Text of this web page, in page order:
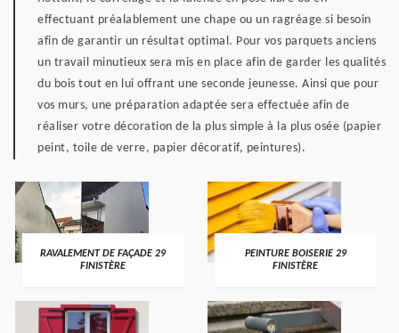
effectuant préalablement une chape ou un ragréage si besoin
afin de garantir un résultat optimal. Pour vos parquets anciens
un travail minutieux sera mis en place afin de garder les qualités
du bois tout en lui offrant une seconde jeunesse. Ainsi que pour
vos murs, une préparation adaptée sera effectuée afin de
réaliser votre décoration de la plus simple à la plus osée (papier
peint, toile de verre, papier décoratif, peintures).
RAVALEMENT DE FAÇADE 29
FINISTÈRE
PEINTURE BOISERIE 29
FINISTÈRE